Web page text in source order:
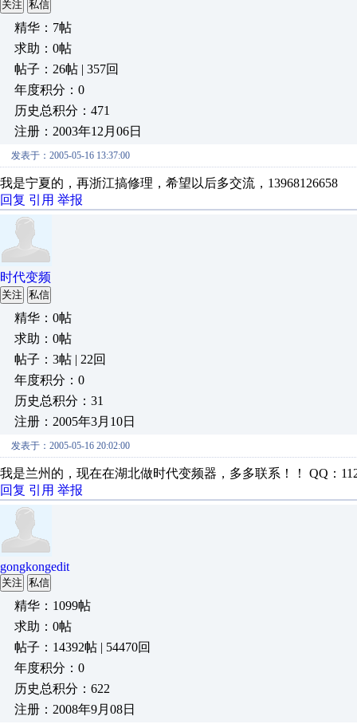
关注 私信
精华：7帖
求助：0帖
帖子：26帖 | 357回
年度积分：0
历史总积分：471
注册：2003年12月06日
发表于：2005-05-16 13:37:00
我是宁夏的，再浙江搞修理，希望以后多交流，13968126658
回复 引用 举报
时代变频
关注 私信
精华：0帖
求助：0帖
帖子：3帖 | 22回
年度积分：0
历史总积分：31
注册：2005年3月10日
发表于：2005-05-16 20:02:00
我是兰州的，现在在湖北做时代变频器，多多联系！！ QQ：
回复 引用 举报
gongkongedit
关注 私信
精华：1099帖
求助：0帖
帖子：14392帖 | 54470回
年度积分：0
历史总积分：622
注册：2008年9月08日